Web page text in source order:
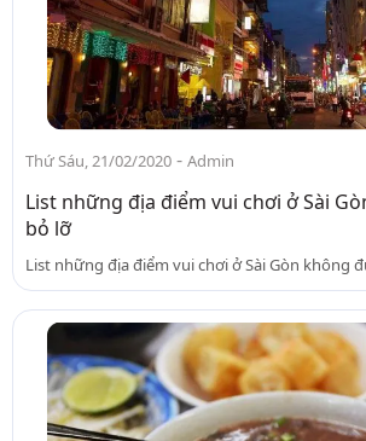
Thứ Sáu, 21/02/2020 - Admin
List những địa điểm vui chơi ở Sài
bỏ lỡ
List những địa điểm vui chơi ở Sài Gòn không